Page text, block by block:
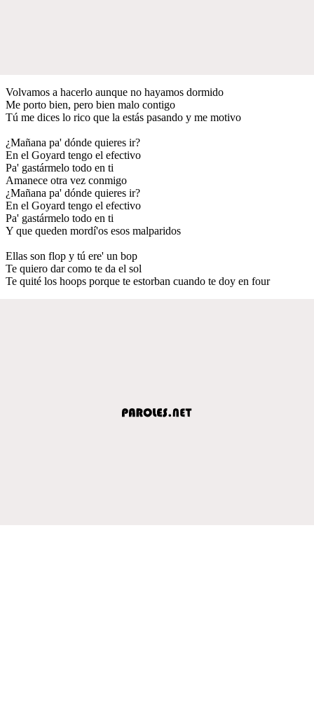
Volvamos a hacerlo aunque no hayamos dormido
Me porto bien, pero bien malo contigo
Tú me dices lo rico que la estás pasando y me motivo
¿Mañana pa' dónde quieres ir?
En el Goyard tengo el efectivo
Pa' gastármelo todo en ti
Amanece otra vez conmigo
¿Mañana pa' dónde quieres ir?
En el Goyard tengo el efectivo
Pa' gastármelo todo en ti
Y que queden mordí'os esos malparidos
Ellas son flop y tú ere' un bop
Te quiero dar como te da el sol
Te quité los hoops porque te estorban cuando te doy en four